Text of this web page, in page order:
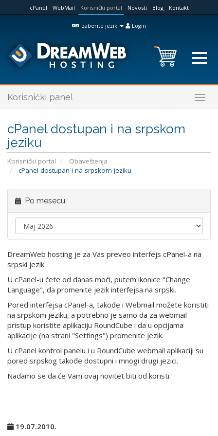
cPanel WebMail Korisnički portal Novosti Blog Kontakt
Izaberite jezik Login
Korisnički panel
cPanel dostupan i na srpskom
jeziku
Korisnički portal
Obaveštenja
cPanel dostupan i na srpskom jeziku
Po mesecu
DreamWeb hosting je za Vas preveo interfejs cPanel-a na
srpski jezik.
U cPanel-u ćete od danas moći, putem ikonice "Change
Language", da promenite jezik interfejsa na srpski.
Pored interfejsa cPanel-a, takođe i Webmail možete koristiti
na srpskom jeziku, a potrebno je samo da za webmail
pristup koristite aplikaciju RoundCube i da u opcijama
aplikacije (na strani "Settings") promenite jezik.
U cPanel kontrol panelu i u RoundCube webmail aplikaciji su
pored srpskog takođe dostupni i mnogi drugi jezici.
Nadamo se da će Vam ovaj novitet biti od koristi.
19.07.2010.